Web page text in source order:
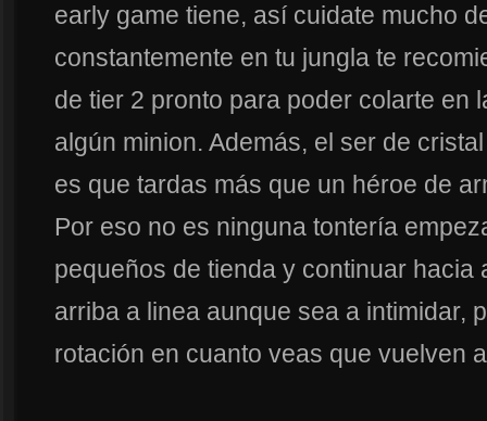
early game tiene, así cuidate mucho
constantemente en tu jungla te
de tier 2 pronto para poder colarte en
algún minion. Además, el ser de
es que tardas más que un héroe de
Por eso no es ninguna tontería
pequeños de tienda y continuar hacia
arriba a linea aunque sea a intimidar,
rotación en cuanto veas que vuelven